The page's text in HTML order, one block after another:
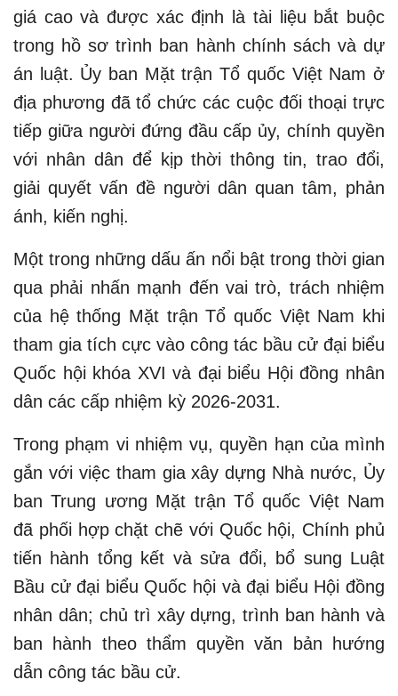
giá cao và được xác định là tài liệu bắt buộc
trong hồ sơ trình ban hành chính sách và dự
án luật. Ủy ban Mặt trận Tổ quốc Việt Nam ở
địa phương đã tổ chức các cuộc đối thoại trực
tiếp giữa người đứng đầu cấp ủy, chính quyền
với nhân dân để kịp thời thông tin, trao đổi,
giải quyết vấn đề người dân quan tâm, phản
ánh, kiến nghị.
Một trong những dấu ấn nổi bật trong thời gian
qua phải nhấn mạnh đến vai trò, trách nhiệm
của hệ thống Mặt trận Tổ quốc Việt Nam khi
tham gia tích cực vào công tác bầu cử đại biểu
Quốc hội khóa XVI và đại biểu Hội đồng nhân
dân các cấp nhiệm kỳ 2026-2031.
Trong phạm vi nhiệm vụ, quyền hạn của mình
gắn với việc tham gia xây dựng Nhà nước, Ủy
ban Trung ương Mặt trận Tổ quốc Việt Nam
đã phối hợp chặt chẽ với Quốc hội, Chính phủ
tiến hành tổng kết và sửa đổi, bổ sung Luật
Bầu cử đại biểu Quốc hội và đại biểu Hội đồng
nhân dân; chủ trì xây dựng, trình ban hành và
ban hành theo thẩm quyền văn bản hướng
dẫn công tác bầu cử.